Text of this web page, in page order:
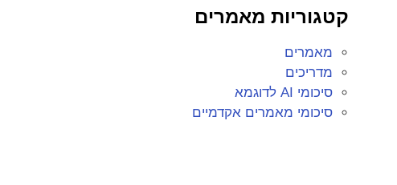
קטגוריות מאמרים
מאמרים
מדריכים
סיכומי AI לדוגמא
סיכומי מאמרים אקדמיים